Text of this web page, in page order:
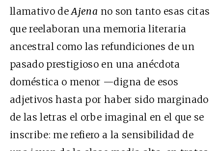
llamativo deAjena no son tanto esas citas
que reelaboran una memoria literaria
ancestral como las refundiciones de un
pasado prestigioso en una anécdota
doméstica o menor —digna de esos
adjetivos hasta por haber sido marginado
de las letras el orbe imaginal en el que se
inscribe: me refiero a la sensibilidad de